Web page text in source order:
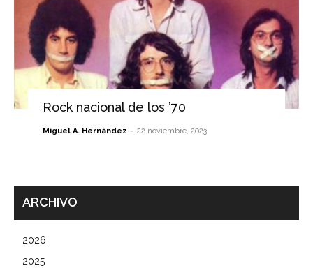
Rock nacional de los ’70
Miguel A. Hernández - 22 noviembre, 2023
ARCHIVO
2026
2025